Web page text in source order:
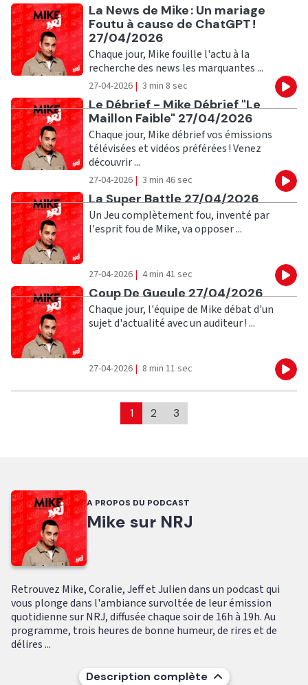
Ecouter
La News de Mike : Un mariage
Foutu à cause de ChatGPT !
27/04/2026
Chaque jour, Mike fouille l'actu à la
recherche des news les marquantes ...
27-04-2026 | 3 min 8 sec
Ecouter
Le Débrief - Mike Débrief "Le
Maillon Faible" 27/04/2026
Chaque jour, Mike débrief vos émissions
télévisées et vidéos préférées ! Venez
découvrir ...
27-04-2026 | 3 min 46 sec
Ecouter
La Super Battle 27/04/2026
Un Jeu complètement fou, inventé par
l'esprit fou de Mike, va opposer ...
27-04-2026 | 4 min 41 sec
Ecouter
Coup De Gueule 27/04/2026
Chaque jour, l'équipe de Mike débat d'un
sujet d'actualité avec un auditeur ! ...
27-04-2026 | 8 min 11 sec
1 2 3
A PROPOS DU PODCAST
Mike sur NRJ
Retrouvez Mike, Coralie, Jeff et Julien dans un podcast qui
vous plonge dans l'ambiance survoltée de leur émission
quotidienne sur NRJ, diffusée chaque soir de 16h à 19h. Au
programme, trois heures de bonne humeur, de rires et de
délires ...
Description complète